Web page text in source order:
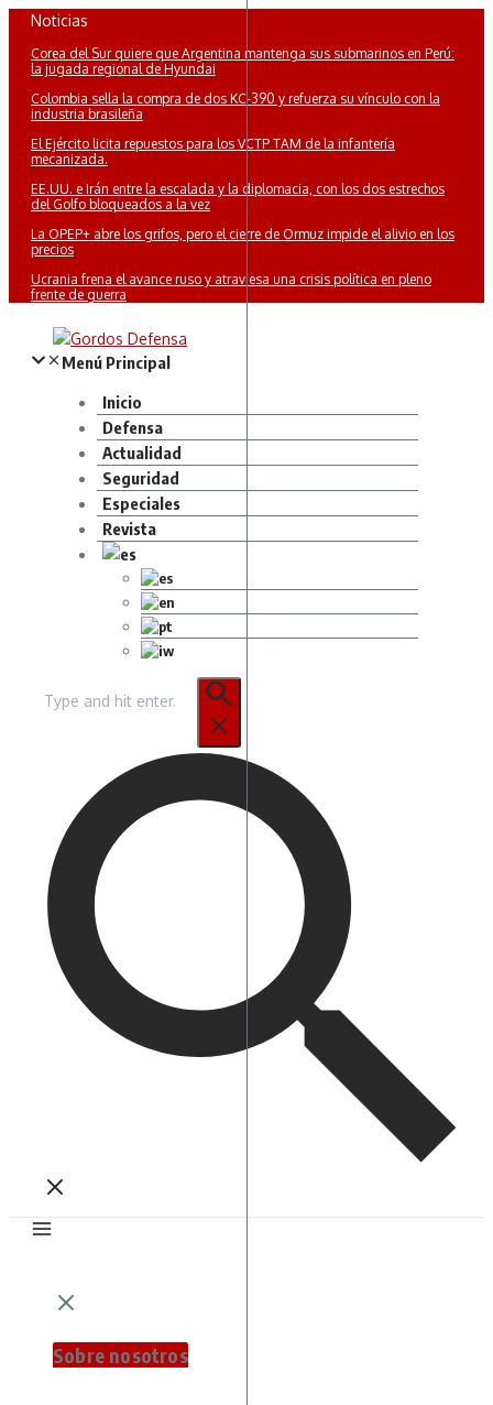
Saltar
contenido
Noticias
Corea del Sur quiere que Argentina mantenga sus submarinos en Perú:
la jugada regional de Hyundai
Colombia sella la compra de dos KC-390 y refuerza su vínculo con la
industria brasileña
El Ejército licita repuestos para los VCTP TAM de la infantería
mecanizada.
EE.UU. e Irán entre la escalada y la diplomacia, con los dos estrechos
del Golfo bloqueados a la vez
La OPEP+ abre los grifos, pero el cierre de Ormuz impide el alivio en los
precios
Ucrania frena el avance ruso y atraviesa una crisis política en pleno
frente de guerra
Menú Principal
Inicio
Defensa
Actualidad
Seguridad
Especiales
Revista
Sobre nosotros